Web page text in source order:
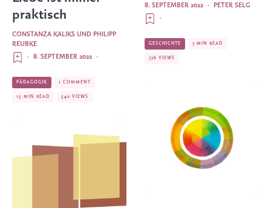
praktisch
CONSTANZA KALIKS UND PHILIPP
REUBKE
·
8. SEPTEMBER 2022
·
PÄDAGOGIK 1 COMMENT
15 MIN READ 540 VIEWS
PETER SELG
·
8. SEPTEMBER 2022
·
GESCHICHTE 7 MIN READ
776 VIEWS